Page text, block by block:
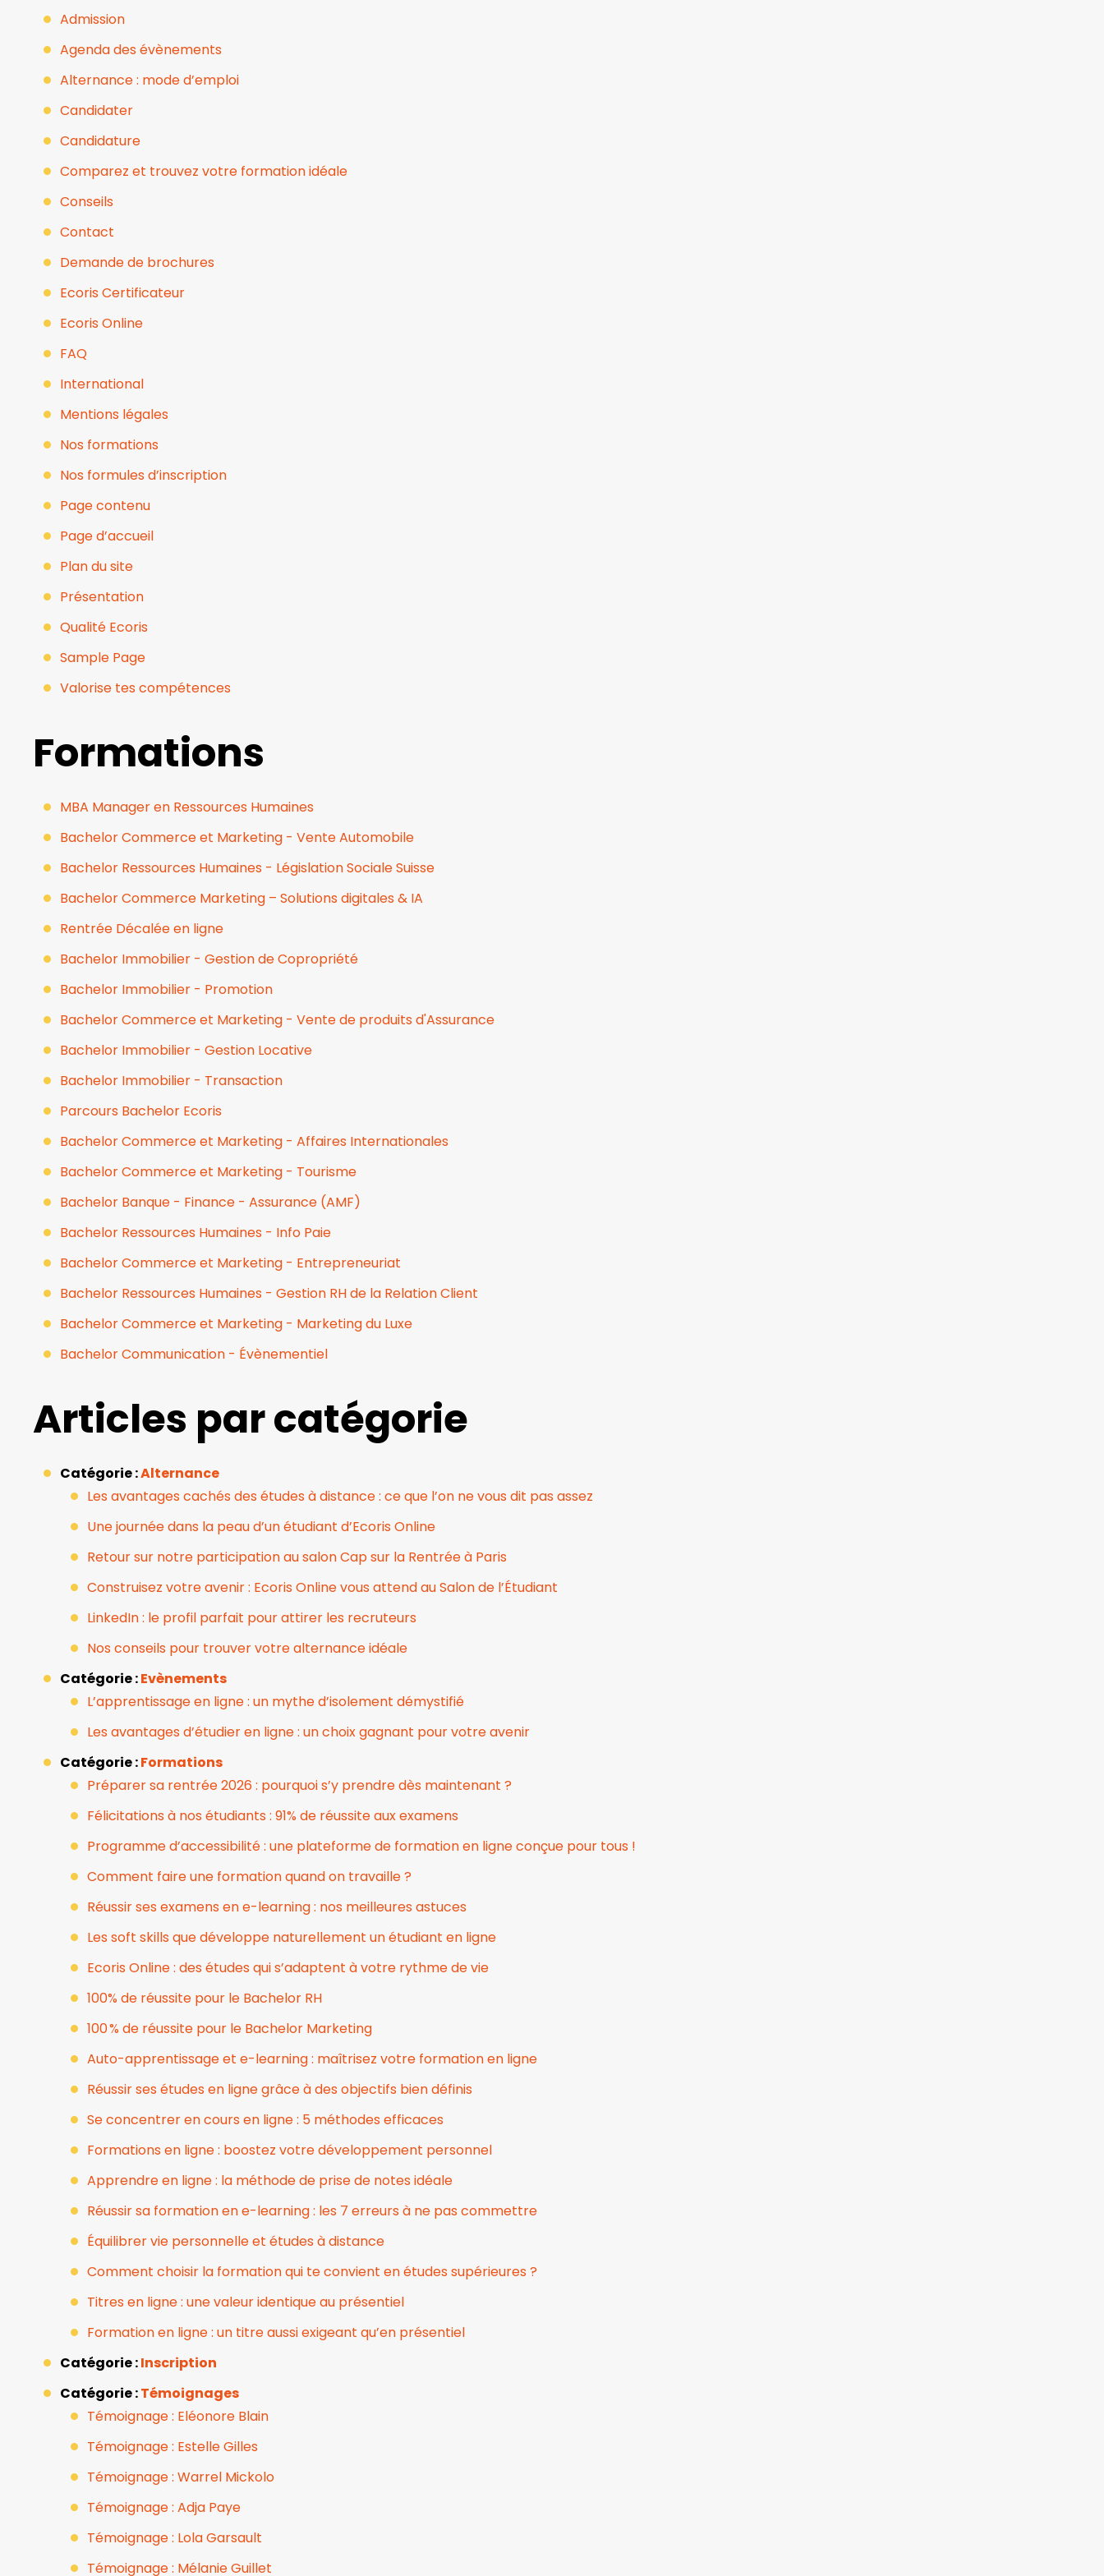
Admission
Agenda des évènements
Alternance : mode d’emploi
Candidater
Candidature
Comparez et trouvez votre formation idéale
Conseils
Contact
Demande de brochures
Ecoris Certificateur
Ecoris Online
FAQ
International
Mentions légales
Nos formations
Nos formules d’inscription
Page contenu
Page d’accueil
Plan du site
Présentation
Qualité Ecoris
Sample Page
Valorise tes compétences
Formations
MBA Manager en Ressources Humaines
Bachelor Commerce et Marketing - Vente Automobile
Bachelor Ressources Humaines - Législation Sociale Suisse
Bachelor Commerce Marketing – Solutions digitales & IA
Rentrée Décalée en ligne
Bachelor Immobilier - Gestion de Copropriété
Bachelor Immobilier - Promotion
Bachelor Commerce et Marketing - Vente de produits d'Assurance
Bachelor Immobilier - Gestion Locative
Bachelor Immobilier - Transaction
Parcours Bachelor Ecoris
Bachelor Commerce et Marketing - Affaires Internationales
Bachelor Commerce et Marketing - Tourisme
Bachelor Banque - Finance - Assurance (AMF)
Bachelor Ressources Humaines - Info Paie
Bachelor Commerce et Marketing - Entrepreneuriat
Bachelor Ressources Humaines - Gestion RH de la Relation Client
Bachelor Commerce et Marketing - Marketing du Luxe
Bachelor Communication - Évènementiel
Articles par catégorie
Catégorie :Alternance
Les avantages cachés des études à distance : ce que l’on ne vous dit pas assez
Une journée dans la peau d’un étudiant d’Ecoris Online
Retour sur notre participation au salon Cap sur la Rentrée à Paris
Construisez votre avenir : Ecoris Online vous attend au Salon de l’Étudiant
LinkedIn : le profil parfait pour attirer les recruteurs
Nos conseils pour trouver votre alternance idéale
Catégorie :Evènements
L’apprentissage en ligne : un mythe d’isolement démystifié
Les avantages d’étudier en ligne : un choix gagnant pour votre avenir
Catégorie :Formations
Préparer sa rentrée 2026 : pourquoi s’y prendre dès maintenant ?
Félicitations à nos étudiants : 91% de réussite aux examens
Programme d’accessibilité : une plateforme de formation en ligne conçue pour tous !
Comment faire une formation quand on travaille ?
Réussir ses examens en e-learning : nos meilleures astuces
Les soft skills que développe naturellement un étudiant en ligne
Ecoris Online : des études qui s’adaptent à votre rythme de vie
100% de réussite pour le Bachelor RH
100 % de réussite pour le Bachelor Marketing
Auto-apprentissage et e-learning : maîtrisez votre formation en ligne
Réussir ses études en ligne grâce à des objectifs bien définis
Se concentrer en cours en ligne : 5 méthodes efficaces
Formations en ligne : boostez votre développement personnel
Apprendre en ligne : la méthode de prise de notes idéale
Réussir sa formation en e-learning : les 7 erreurs à ne pas commettre
Équilibrer vie personnelle et études à distance
Comment choisir la formation qui te convient en études supérieures ?
Titres en ligne : une valeur identique au présentiel
Formation en ligne : un titre aussi exigeant qu’en présentiel
Catégorie :Inscription
Catégorie :Témoignages
Témoignage : Eléonore Blain
Témoignage : Estelle Gilles
Témoignage : Warrel Mickolo
Témoignage : Adja Paye
Témoignage : Lola Garsault
Témoignage : Mélanie Guillet